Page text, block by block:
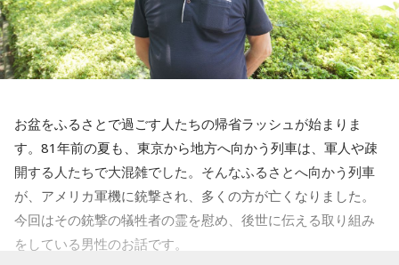
お盆をふるさとで過ごす人たちの帰省ラッシュが始まりま
す。81年前の夏も、東京から地方へ向かう列車は、軍人や疎
開する人たちで大混雑でした。そんなふるさとへ向かう列車
が、アメリカ軍機に銃撃され、多くの方が亡くなりました。
今回はその銃撃の犠牲者の霊を慰め、後世に伝える取り組み
をしている男性のお話です。